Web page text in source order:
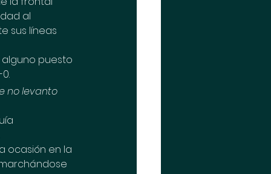
al
sus líneas
puesto
no levanto
ocasión en la